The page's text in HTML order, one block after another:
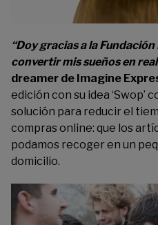
“Doy gracias a la
convertir mis sueños en
dreamer de Imagine
edición con su idea ‘Swop’
solución para reducir el
compras online: que los
podamos recoger en un
domicilio.